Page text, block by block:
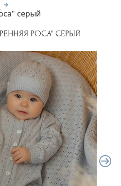
серый
РОСА" СЕРЫЙ